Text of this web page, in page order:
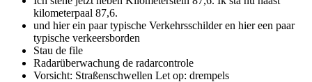
kilometerpaal 87,6.
und hier ein paar typische Verkehrsschilderen hier een paar
typische verkeersborden
Stau de file
Radarüberwachung de radarcontrole
Vorsicht: Straßenschwellen Let op: drempels